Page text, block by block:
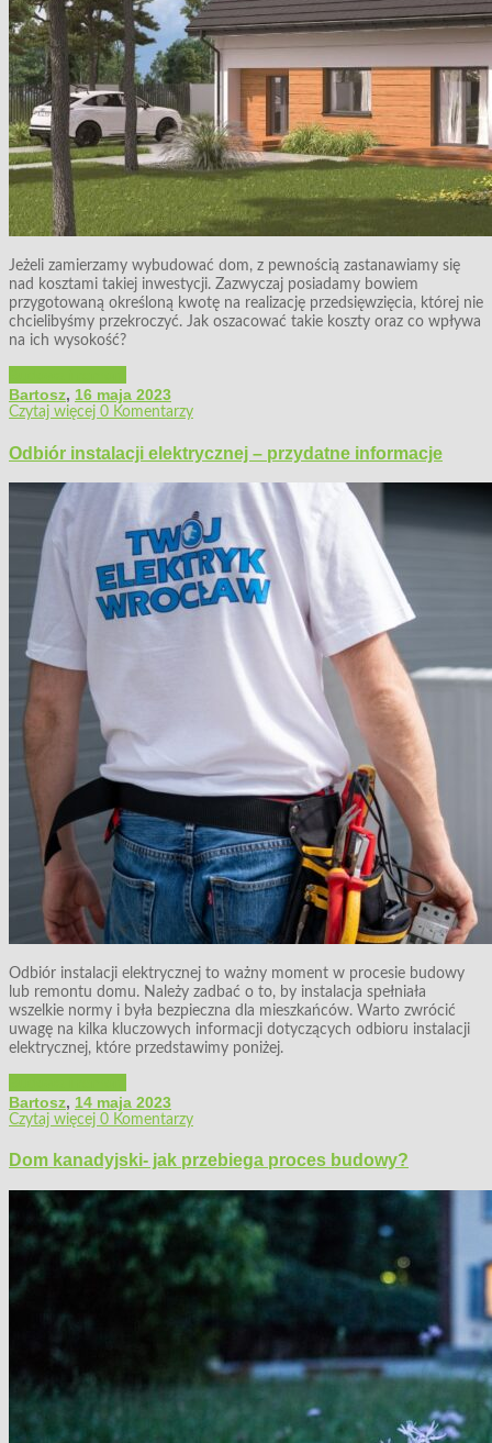
Jeżeli zamierzamy wybudować dom, z pewnością zastanawiamy się
nad kosztami takiej inwestycji. Zazwyczaj posiadamy bowiem
przygotowaną określoną kwotę na realizację przedsięwzięcia, której nie
chcielibyśmy przekroczyć. Jak oszacować takie koszty oraz co wpływa
na ich wysokość?
Bartosz, 16 maja 2023
Czytaj więcej 0 Komentarzy
Odbiór instalacji elektrycznej – przydatne informacje
Odbiór instalacji elektrycznej to ważny moment w procesie budowy
lub remontu domu. Należy zadbać o to, by instalacja spełniała
wszelkie normy i była bezpieczna dla mieszkańców. Warto zwrócić
uwagę na kilka kluczowych informacji dotyczących odbioru instalacji
elektrycznej, które przedstawimy poniżej.
Bartosz, 14 maja 2023
Czytaj więcej 0 Komentarzy
Dom kanadyjski- jak przebiega proces budowy?